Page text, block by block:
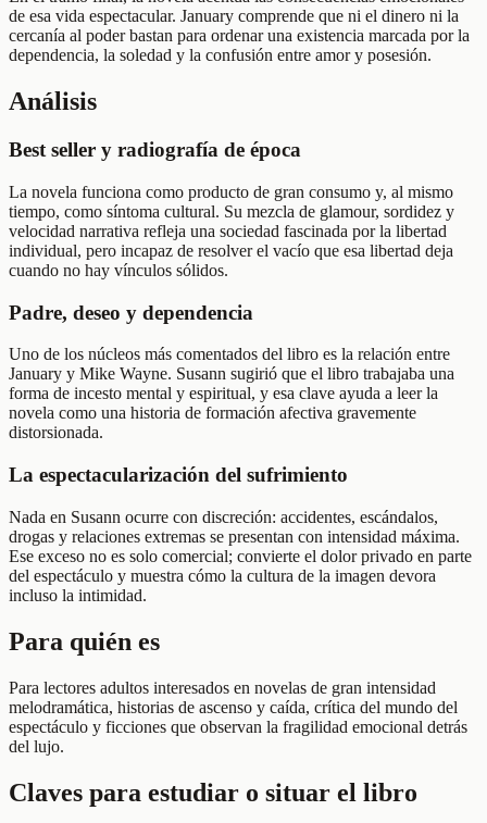
de esa vida espectacular. January comprende que ni el dinero ni la
cercanía al poder bastan para ordenar una existencia marcada por la
dependencia, la soledad y la confusión entre amor y posesión.
Análisis
Best seller y radiografía de época
La novela funciona como producto de gran consumo y, al mismo
tiempo, como síntoma cultural. Su mezcla de glamour, sordidez y
velocidad narrativa refleja una sociedad fascinada por la libertad
individual, pero incapaz de resolver el vacío que esa libertad deja
cuando no hay vínculos sólidos.
Padre, deseo y dependencia
Uno de los núcleos más comentados del libro es la relación entre
January y Mike Wayne. Susann sugirió que el libro trabajaba una
forma de incesto mental y espiritual, y esa clave ayuda a leer la
novela como una historia de formación afectiva gravemente
distorsionada.
La espectacularización del sufrimiento
Nada en Susann ocurre con discreción: accidentes, escándalos,
drogas y relaciones extremas se presentan con intensidad máxima.
Ese exceso no es solo comercial; convierte el dolor privado en parte
del espectáculo y muestra cómo la cultura de la imagen devora
incluso la intimidad.
Para quién es
Para lectores adultos interesados en novelas de gran intensidad
melodramática, historias de ascenso y caída, crítica del mundo del
espectáculo y ficciones que observan la fragilidad emocional detrás
del lujo.
Claves para estudiar o situar el libro